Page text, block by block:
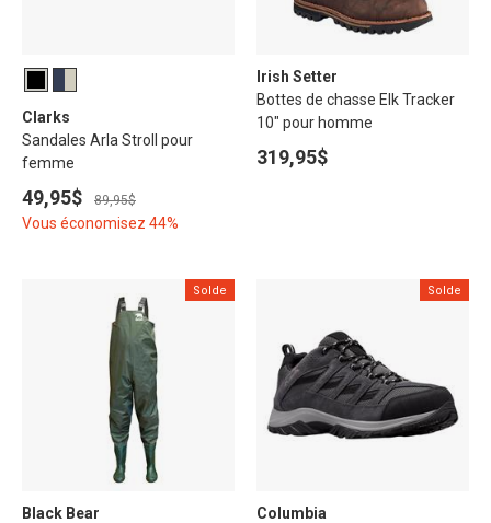
Clarks
Sandales Arla Stroll pour
femme
49,95$ 89,95$
Vous économisez 44%
Irish Setter
Bottes de chasse Elk Tracker
10" pour homme
319,95$
Solde
Black Bear
Solde
Columbia